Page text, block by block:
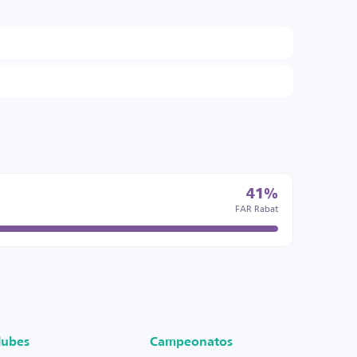
41%
FAR Rabat
Campeonatos